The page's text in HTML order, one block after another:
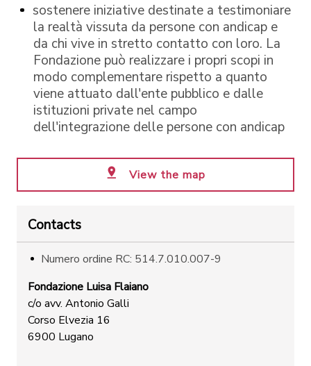
sostenere iniziative destinate a testimoniare
la realtà vissuta da persone con andicap e
da chi vive in stretto contatto con loro. La
Fondazione può realizzare i propri scopi in
modo complementare rispetto a quanto
viene attuato dall'ente pubblico e dalle
istituzioni private nel campo
dell'integrazione delle persone con andicap
View the map
Contacts
Numero ordine RC: 514.7.010.007-9
Fondazione Luisa Flaiano
c/o avv. Antonio Galli
Corso Elvezia 16
6900 Lugano